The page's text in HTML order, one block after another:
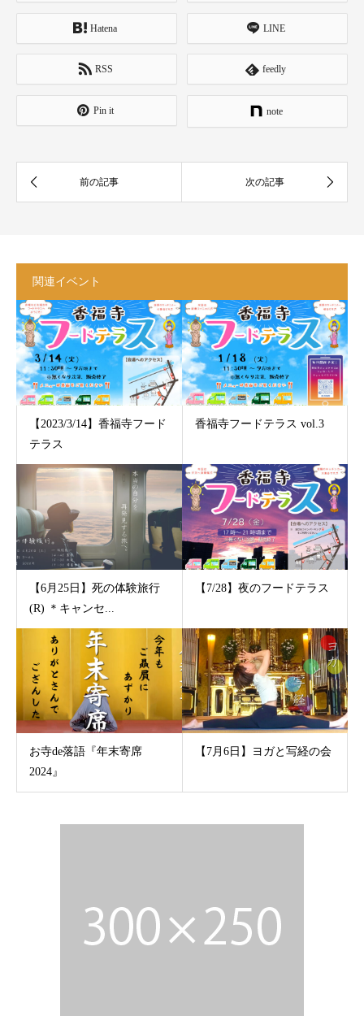
Hatena LINE
RSS feedly
Pin it note
関連イベント
【2023/3/14】香福寺フード
テラス
香福寺フードテラス vol.3
【6月25日】死の体験旅行
(R) ＊キャンセ...
【7/28】夜のフードテラス
お寺de落語『年末寄席
2024』
【7月6日】ヨガと写経の会